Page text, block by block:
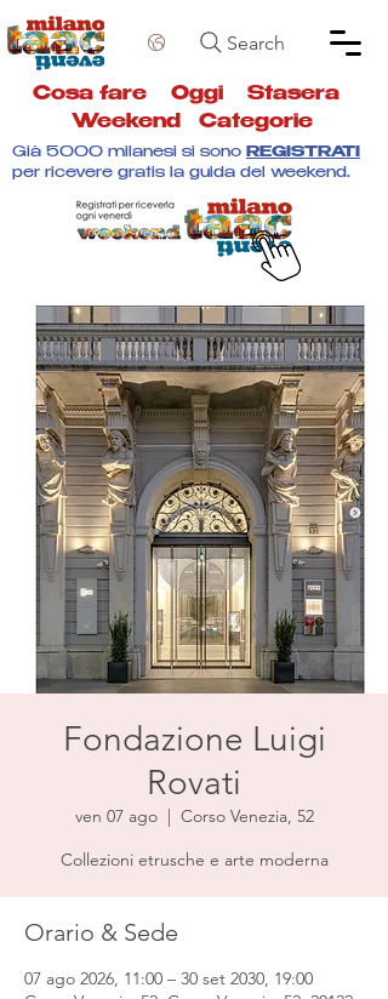
Search
Cosa fare Oggi Stasera
Weekend
Categorie
Già 5000 milanesi si sono REGISTRATI
per ricevere gratis la guida del weekend.
Fondazione Luigi
Rovati
ven 07 ago
  |
Corso Venezia, 52
Collezioni etrusche e arte moderna
Orario & Sede
07 ago 2026, 11:00 – 30 set 2030, 19:00